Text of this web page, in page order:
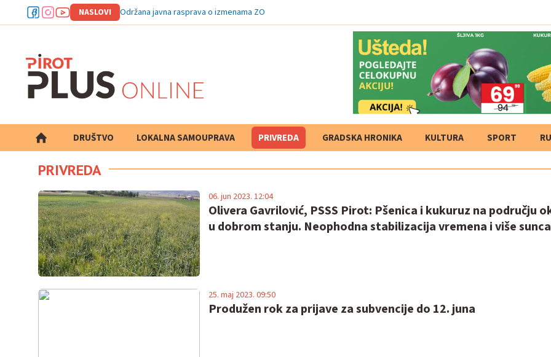
NASLOVI Održana javna rasprava o izmenama ZOSOV-a
DRUŠTVO LOKALNA SAMOUPRAVA PRIVREDA GRADSKA HRONIKA KULTURA SPORT
PRETRAGA
PRIVREDA
Olivera Gavrilović, PSSS Pirot: Pšenica i kukuruz na području
u dobrom stanju. Neophodna stabilizacija vremena i više sunca
06. jun 2023. 12:04
Produžen rok za prijave za subvencije do 12. juna
25. maj 2023. 09:50